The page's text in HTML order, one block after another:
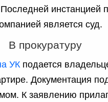
инстанцией
является суд.
В прокуратуру
УКподается
Документация
К заявлению